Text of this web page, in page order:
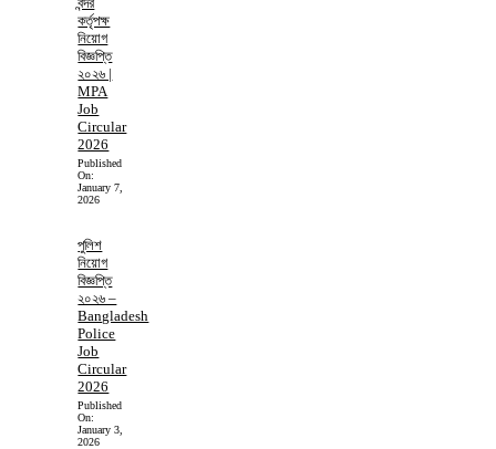
কর্তৃপক্ষ
নিয়োগ
বিজ্ঞপ্তি
২০২৬ |
MPA
Job
Circular
2026
Published
On:
January 7,
2026
পুলিশ
নিয়োগ
বিজ্ঞপ্তি
২০২৬ –
Bangladesh
Police
Job
Circular
2026
Published
On:
January 3,
2026